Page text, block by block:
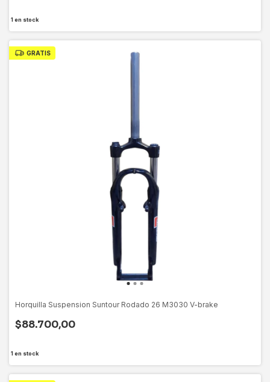
1 en stock
GRATIS
Horquilla Suspension Suntour Rodado 26 M3030 V-brake
$88.700,00
1 en stock